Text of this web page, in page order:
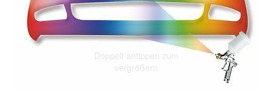
Doppelt antippen zum
vergrößern